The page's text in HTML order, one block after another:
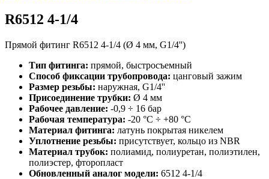
R6512 4-1/4
Прямой фитинг R6512 4-1/4 (Ø 4 мм, G1/4'')
Тип фитинга: прямой, быстросъемный
Способ фиксации трубопровода: цанговый зажим
Размер резьбы: наружная, G1/4''
Присоединение трубки: Ø 4 мм
Рабочее давление: -0,9 ÷ 16 бар
Рабочая температура: -20 °C ÷ +80 °C
Материал фитинга: латунь покрытая никелем
Уплотнение резьбы: присутствует, кольцо из NBR
Материал трубок: полиамид, полиуретан, полиэтилен,
полиэстер, фторопласт
Обновленный аналог модели: 6512 4-1/4